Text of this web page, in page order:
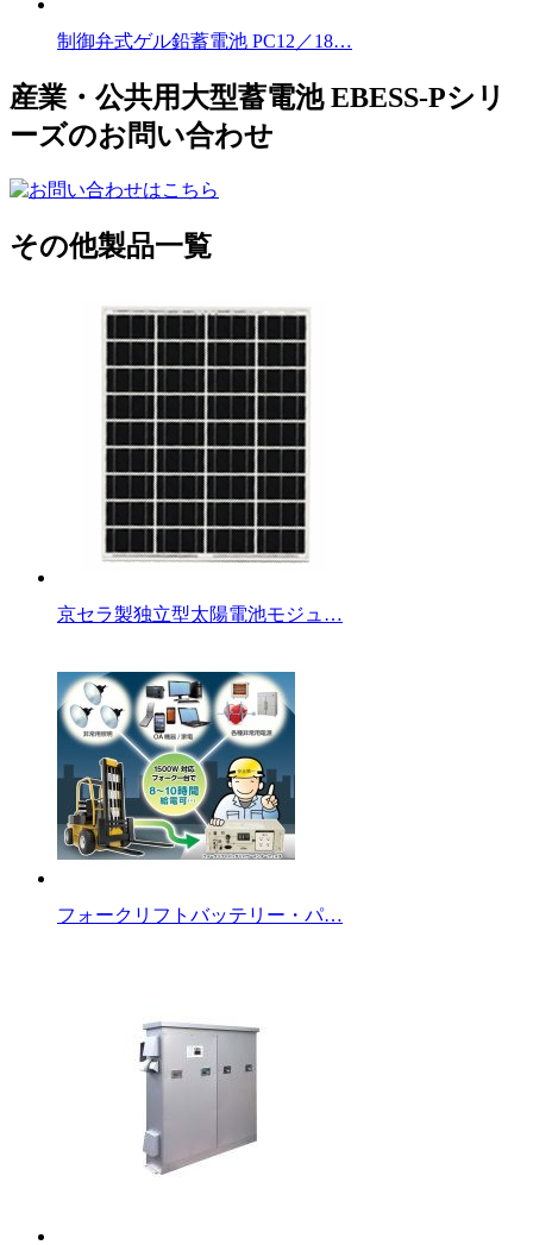
制御弁式ゲル鉛蓄電池 PC12／18…
産業・公共用大型蓄電池 EBESS-Pシリ
ーズのお問い合わせ
その他製品一覧
京セラ製独立型太陽電池モジュ…
フォークリフトバッテリー・パ…